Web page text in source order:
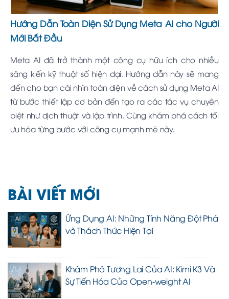
Hướng Dẫn Toàn Diện Sử Dụng Meta AI cho Người
Mới Bắt Đầu
Meta AI đã trở thành một công cụ hữu ích cho nhiều
sáng kiến kỹ thuật số hiện đại. Hướng dẫn này sẽ mang
đến cho bạn cái nhìn toàn diện về cách sử dụng Meta AI
từ bước thiết lập cơ bản đến tạo ra các tác vụ chuyên
biệt như dịch thuật và lập trình. Cùng khám phá cách tối
ưu hóa từng bước với công cụ mạnh mẽ này.
BÀI VIẾT MỚI
Ứng Dụng AI: Những Tính Năng Đột Phá
và Thách Thức Hiện Tại
Khám Phá Tương Lai Của AI: Kimi K3 Và
Sự Tiến Hóa Của Open-weight AI